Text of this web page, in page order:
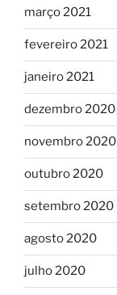
março 2021
fevereiro 2021
janeiro 2021
dezembro 2020
novembro 2020
outubro 2020
setembro 2020
agosto 2020
julho 2020